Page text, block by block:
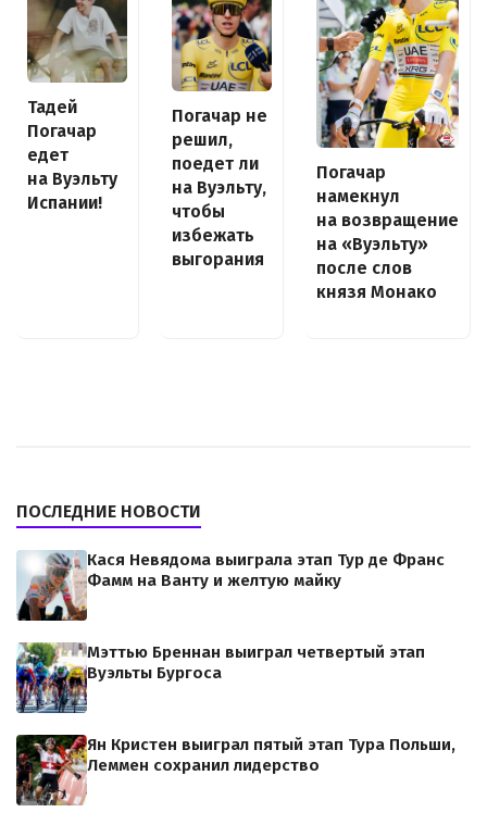
Тадей
Погачар
едет
на Вуэльту
Испании!
Погачар не
решил,
поедет ли
на Вуэльту,
чтобы
избежать
выгорания
Погачар
намекнул
на возвращение
на «Вуэльту»
после слов
князя Монако
ПОСЛЕДНИЕ НОВОСТИ
Кася Невядома выиграла этап Тур де Франс
Фамм на Ванту и желтую майку
Мэттью Бреннан выиграл четвертый этап
Вуэльты Бургоса
Ян Кристен выиграл пятый этап Тура Польши,
Леммен сохранил лидерство